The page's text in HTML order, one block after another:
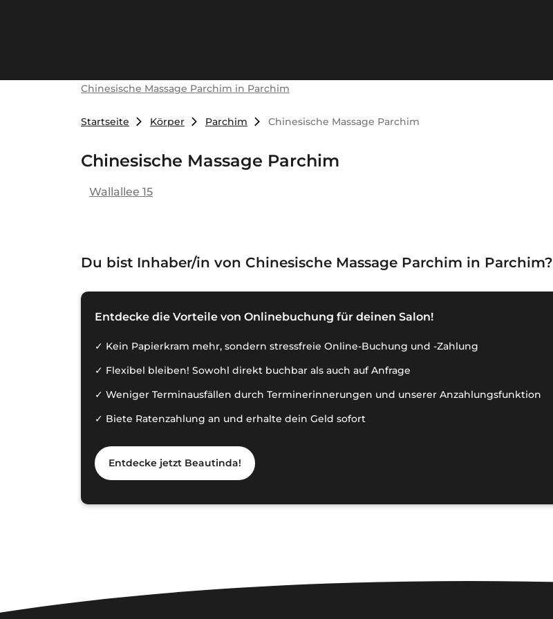
Chinesische Massage Parchim in Parchim
Startseite Körper Parchim Chinesische Massage Parchim
Chinesische Massage Parchim
Wallallee 15
Du bist Inhaber/in von Chinesische Massage Parchim in Parchim?
Entdecke die Vorteile von Onlinebuchung für deinen Salon!
Kein Papierkram mehr, sondern stressfreie Online-Buchung und -Zahlung
Flexibel bleiben! Sowohl direkt buchbar als auch auf Anfrage
Weniger Terminausfällen durch Terminerinnerungen und unserer Anzahlungsfunktion
Biete Ratenzahlung an und erhalte dein Geld sofort
Entdecke jetzt Beautinda!